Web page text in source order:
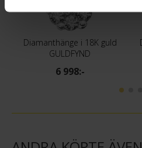
Diamanthänge i 18K guld
GULDFYND
6 998:-